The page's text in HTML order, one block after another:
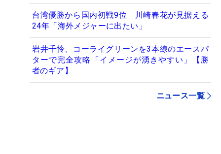
台湾優勝から国内初戦9位 川崎春花が見据える
24年「海外メジャーに出たい」
岩井千怜、コーライグリーンを3本線のエースパ
ターで完全攻略「イメージが湧きやすい」【勝
者のギア】
ニュース一覧